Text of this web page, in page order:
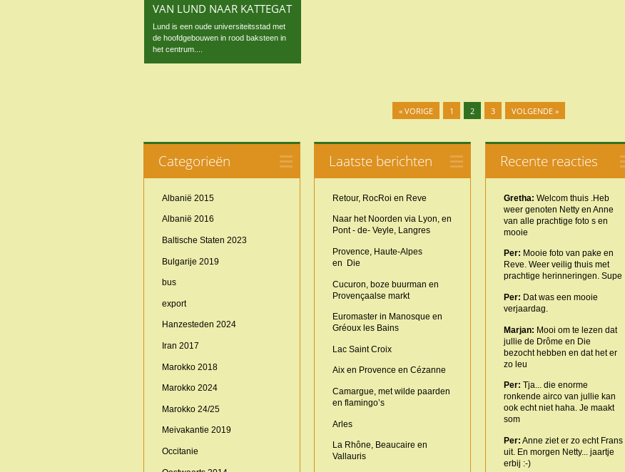
VAN LUND NAAR KATTEGAT
Lund is een oude universiteitsstad met
de hoofdgebouwen in rood baksteen in
het centrum....
« VORIGE 1 2 3 VOLGENDE »
Categorieën
Albanië 2015
Albanië 2016
Baltische Staten 2023
Bulgarije 2019
bus
export
Hanzesteden 2024
Iran 2017
Marokko 2018
Marokko 2024
Marokko 24/25
Meivakantie 2019
Occitanie
Laatste berichten
Retour, RocRoi en Reve
Naar het Noorden via Lyon, en
Pont - de- Veyle, Langres
Provence, Haute-Alpes
en Die
Cucuron, boze buurman en
Provençaalse markt
Euromaster in Manosque en
Gréoux les Bains
Lac Saint Croix
Aix en Provence en Cézanne
Camargue, met wilde paarden
en flamingo’s
Arles
La Rhône, Beaucaire en
Vallauris
Recente reacties
Gretha: Welcom thuis .Heb
weer genoten Netty en Anne
van alle prachtige foto s en
mooie
Per: Mooie foto van pake en
Reve. Weer veilig thuis met
prachtige herinneringen. Supe
Per: Dat was een mooie
verjaardag.
Marjan: Mooi om te lezen dat
jullie de Drôme en Die
bezocht hebben en dat het er
zo leu
Per: Tja... die enorme
ronkende airco van jullie kan
ook echt niet haha. Je maakt
som
Per: Anne ziet er zo echt Frans
uit. En morgen Netty... jaartje
erbij :-)